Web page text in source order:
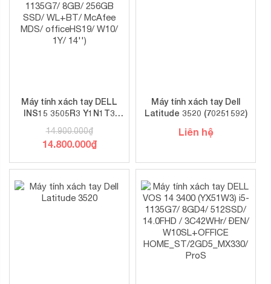
Máy tính xách tay DELL
INS15 3505R3 Y1N1T3
(3250U/ 8GD4/ 256SSD/
15.6FHD/ BT/ 3C42WHr/
ĐEN/ W10SL+OFFICE
14.900.000₫
14.800.000₫
Máy tính xách tay Dell
Latitude 3520 (70251592)
Liên hệ